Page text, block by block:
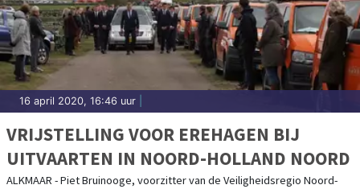
16 april 2020, 16:46 uur
VRIJSTELLING VOOR EREHAGEN BIJ
UITVAARTEN IN NOORD-HOLLAND NOORD
ALKMAAR - Piet Bruinooge, voorzitter van de Veiligheidsregio Noord-